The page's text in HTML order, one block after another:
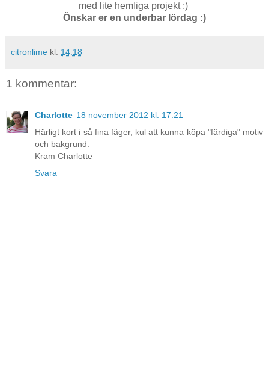
med lite hemliga projekt ;)
Önskar er en underbar lördag :)
citronlime kl. 14:18
1 kommentar:
Charlotte 18 november 2012 kl. 17:21
Härligt kort i så fina fäger, kul att kunna köpa "färdiga" motiv
och bakgrund.
Kram Charlotte
Svara